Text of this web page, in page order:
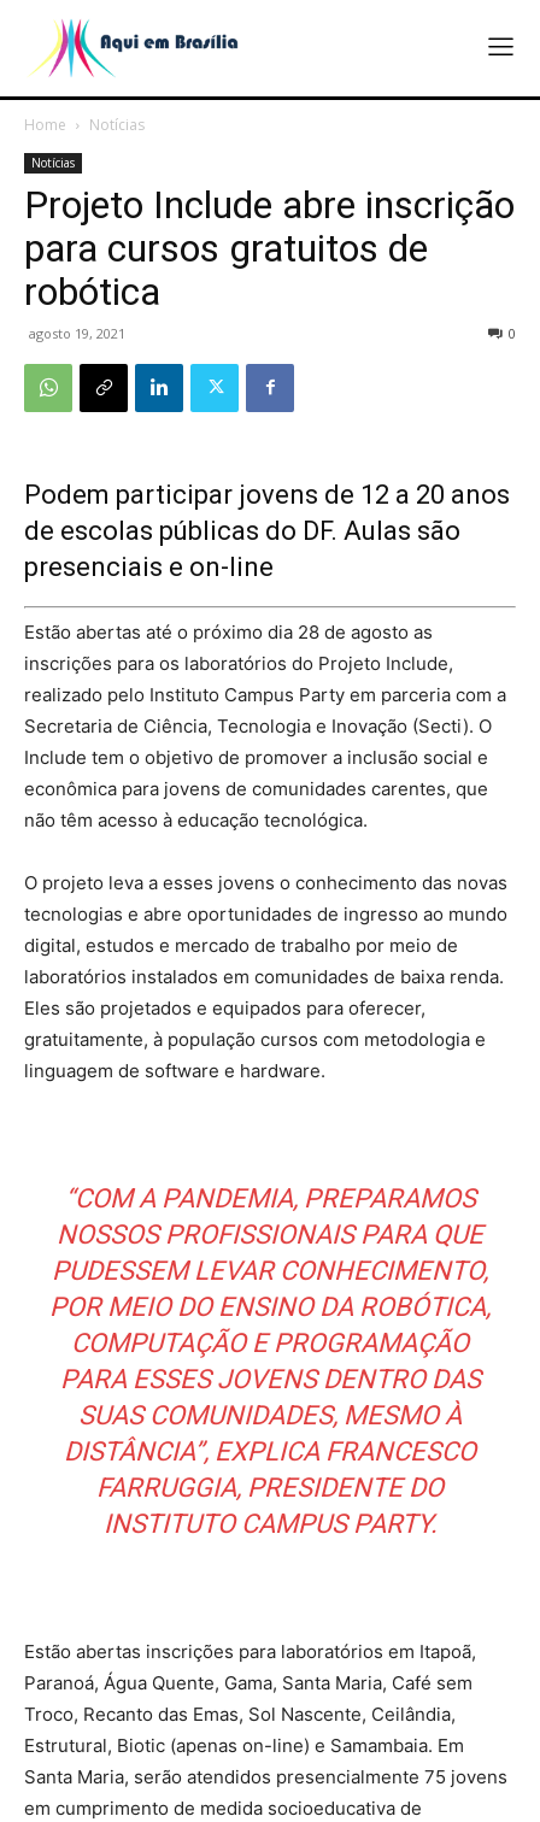
Home Notícias
Notícias
Projeto Include abre inscrição
para cursos gratuitos de
robótica
agosto 19, 2021 0
Podem participar jovens de 12 a 20 anos
de escolas públicas do DF. Aulas são
presenciais e on-line
Estão abertas até o próximo dia 28 de agosto as
inscrições para os laboratórios do Projeto Include,
realizado pelo Instituto Campus Party em parceria com a
Secretaria de Ciência, Tecnologia e Inovação (Secti). O
Include tem o objetivo de promover a inclusão social e
econômica para jovens de comunidades carentes, que
não têm acesso à educação tecnológica.
O projeto leva a esses jovens o conhecimento das novas
tecnologias e abre oportunidades de ingresso ao mundo
digital, estudos e mercado de trabalho por meio de
laboratórios instalados em comunidades de baixa renda.
Eles são projetados e equipados para oferecer,
gratuitamente, à população cursos com metodologia e
linguagem de software e hardware.
“COM A PANDEMIA, PREPARAMOS
NOSSOS PROFISSIONAIS PARA QUE
PUDESSEM LEVAR CONHECIMENTO,
POR MEIO DO ENSINO DA ROBÓTICA,
COMPUTAÇÃO E PROGRAMAÇÃO
PARA ESSES JOVENS DENTRO DAS
SUAS COMUNIDADES, MESMO À
DISTÂNCIA”, EXPLICA FRANCESCO
FARRUGGIA, PRESIDENTE DO
INSTITUTO CAMPUS PARTY.
Estão abertas inscrições para laboratórios em Itapoã,
Paranoá, Água Quente, Gama, Santa Maria, Café sem
Troco, Recanto das Emas, Sol Nascente, Ceilândia,
Estrutural, Biotic (apenas on-line) e Samambaia. Em
Santa Maria, serão atendidos presencialmente 75 jovens
em cumprimento de medida socioeducativa de